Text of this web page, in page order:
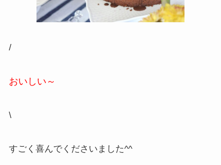
/
おいしい～
\
すごく喜んでくださいました^^